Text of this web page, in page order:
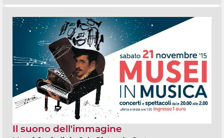
Il suono dell'immagine